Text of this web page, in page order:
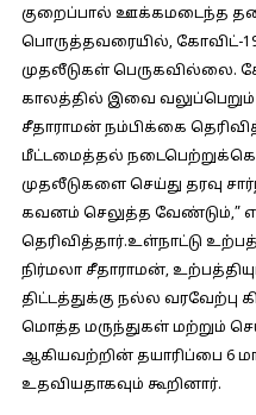
குறைப்பால் ஊக்கமடைந்த
பொருத்தவரையில், கோவிட்-
முதலீடுகள் பெருகவில்லை.
காலத்தில் இவை வலுப்பெறும்
சீதாராமன் நம்பிக்கை
மீட்டமைத்தல்
முதலீடுகளை செய்து தரவு
கவனம் செலுத்த வேண்டும்,”
தெரிவித்தார்.உள்நாட்டு
நிர்மலா சீதாராமன்,
திட்டத்துக்கு நல்ல வரவேற்பு
மொத்த மருந்துகள் மற்றும்
ஆகியவற்றின் தயாரிப்பை 6
உதவியதாகவும் கூறினார்.